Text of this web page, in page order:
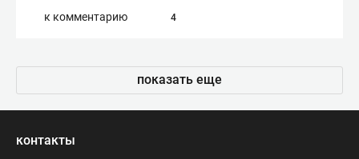
к комментарию 4
показать еще
контакты